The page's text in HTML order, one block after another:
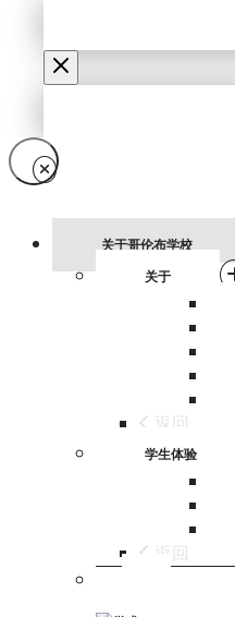
关于哥伦布学校
关于
返回
学生体验
返回